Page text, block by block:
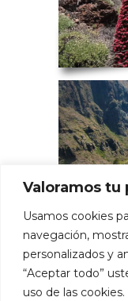
Valoramos tu
Usamos cookies
navegación,
personalizados y
“Aceptar todo”
uso de las cookies.